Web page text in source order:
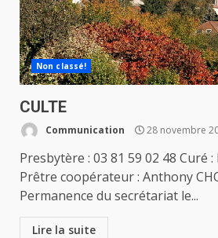
Non classé!
CULTE
Communication 28 novembre
Presbytère : 03 81 59 02 48 Curé
Prêtre coopérateur : Anthony
Permanence du secrétariat le...
Lire la suite